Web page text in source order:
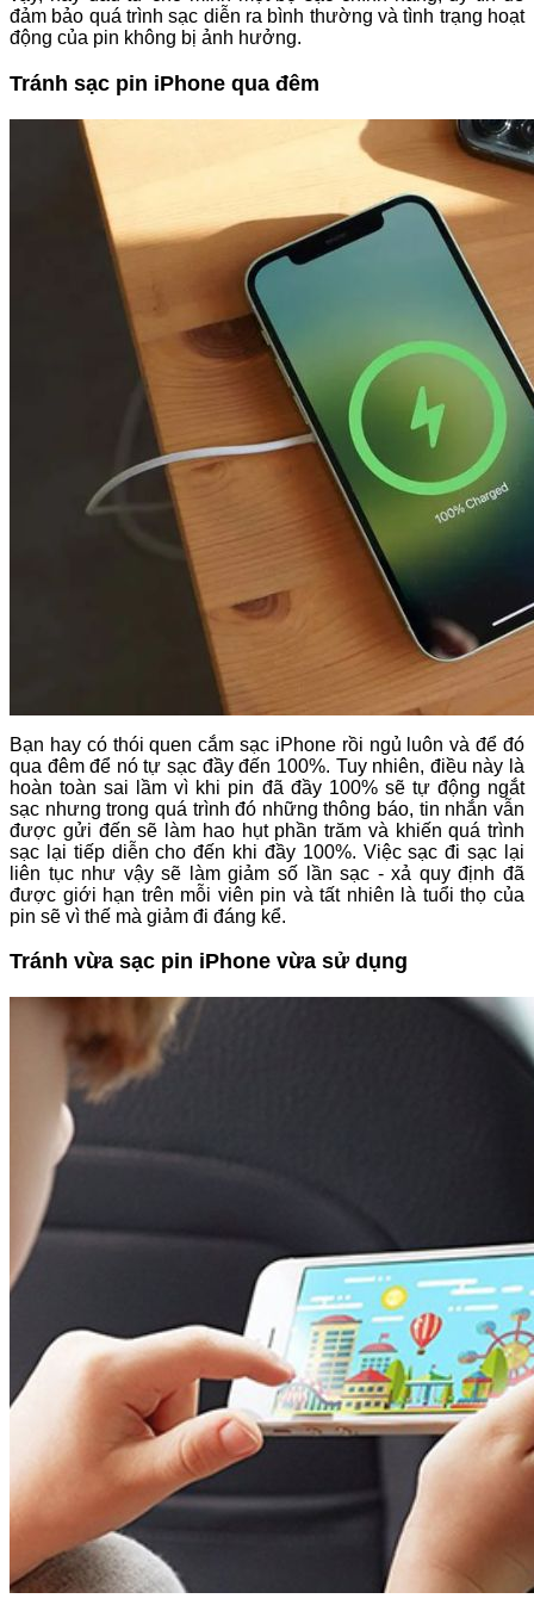
đảm bảo quá trình sạc diễn ra bình thường và tình trạng hoạt
động của pin không bị ảnh hưởng.
Tránh sạc pin iPhone qua đêm
Bạn hay có thói quen cắm sạc iPhone rồi ngủ luôn và để đó
qua đêm để nó tự sạc đầy đến 100%. Tuy nhiên, điều này là
hoàn toàn sai lầm vì khi pin đã đầy 100% sẽ tự động ngắt
sạc nhưng trong quá trình đó những thông báo, tin nhắn vẫn
được gửi đến sẽ làm hao hụt phần trăm và khiến quá trình
sạc lại tiếp diễn cho đến khi đầy 100%. Việc sạc đi sạc lại
liên tục như vậy sẽ làm giảm số lần sạc - xả quy định đã
được giới hạn trên mỗi viên pin và tất nhiên là tuổi thọ của
pin sẽ vì thế mà giảm đi đáng kể.
Tránh vừa sạc pin iPhone vừa sử dụng